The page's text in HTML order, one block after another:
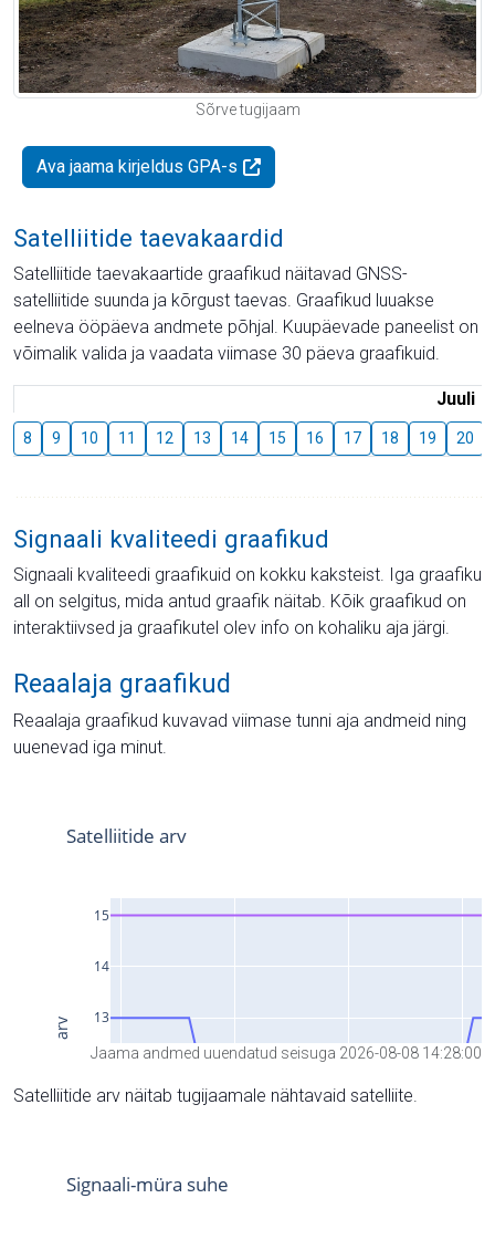
Sõrve tugijaam
Ava jaama kirjeldus GPA-s
Satelliitide taevakaardid
Satelliitide taevakaartide graafikud näitavad GNSS-
satelliitide suunda ja kõrgust taevas. Graafikud luuakse
eelneva ööpäeva andmete põhjal. Kuupäevade paneelist on
võimalik valida ja vaadata viimase 30 päeva graafikuid.
Juuli
8 9 10 11 12 13 14 15 16 17 18 19 20
Signaali kvaliteedi graafikud
Signaali kvaliteedi graafikuid on kokku kaksteist. Iga graafiku
all on selgitus, mida antud graafik näitab. Kõik graafikud on
interaktiivsed ja graafikutel olev info on kohaliku aja järgi.
Reaalaja graafikud
Reaalaja graafikud kuvavad viimase tunni aja andmeid ning
uuenevad iga minut.
Jaama andmed uuendatud seisuga 2026-08-08 14:28:00
Satelliitide arv näitab tugijaamale nähtavaid satelliite.